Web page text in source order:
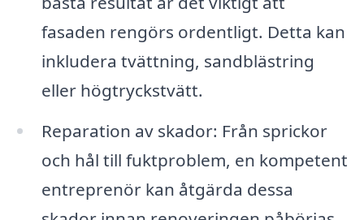
fasaden rengörs ordentligt. Detta kan
inkludera tvättning, sandblästring
eller högtryckstvätt.
Reparation av skador: Från sprickor
och hål till fuktproblem, en kompetent
entreprenör kan åtgärda dessa